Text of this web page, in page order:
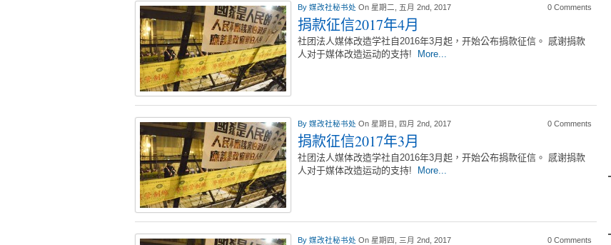
By 媒改社秘书处 On 星期二, 五月 2nd, 2017 0 Comments
捐款征信2017年4月
社团法人媒体改造学社自2016年3月起，开始公布捐款征信。 感谢捐款
人对于媒体改造运动的支持!
More...
By 媒改社秘书处 On 星期日, 四月 2nd, 2017 0 Comments
捐款征信2017年3月
社团法人媒体改造学社自2016年3月起，开始公布捐款征信。 感谢捐款
人对于媒体改造运动的支持!
More...
By 媒改社秘书处 On 星期四, 三月 2nd, 2017 0 Comments